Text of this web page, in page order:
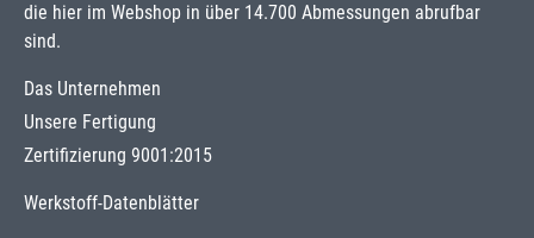
die hier im Webshop in über 14.700 Abmessungen abrufbar
sind.
Das Unternehmen
Unsere Fertigung
Zertifizierung 9001:2015
Werkstoff-Datenblätter